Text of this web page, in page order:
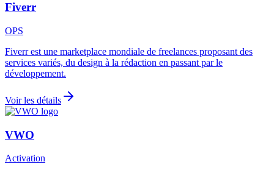
Fiverr
OPS
Fiverr est une marketplace mondiale de freelances proposant des
services variés, du design à la rédaction en passant par le
développement.
Voir les détails
VWO
Activation